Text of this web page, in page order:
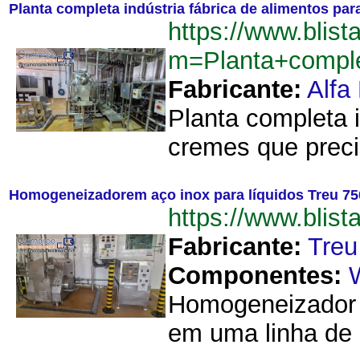
Planta completa indústria fábrica de alimentos
https://
Fabricante: Alfa
Planta completa
cremes que
Homogeneizadorem aço inox para líquidos Treu
https://
Fabricante: Treu
Componentes:
em uma linha